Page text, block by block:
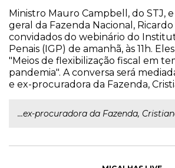
Ministro Mauro Campbell, do STJ,
geral da Fazenda Nacional, Ricardo
convidados do webinário do
Penais (IGP) de amanhã, às 11h.
"Meios de flexibilização fiscal em
pandemia". A conversa será
e ex-procuradora da Fazenda,
...ex-procuradora da Fazenda,